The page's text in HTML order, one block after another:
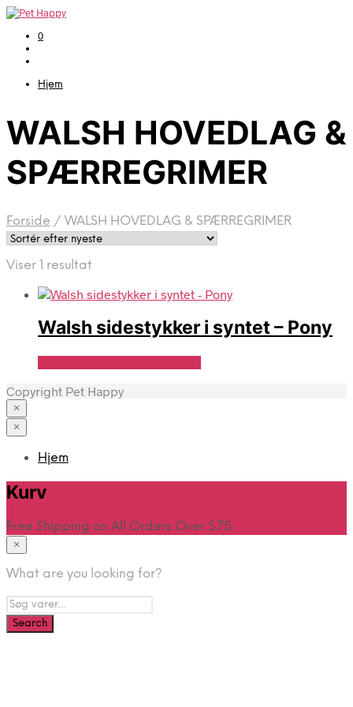
0
Hjem
WALSH HOVEDLAG &
SPÆRREGRIMER
Forside / WALSH HOVEDLAG & SPÆRREGRIMER
Viser 1 resultat
Walsh sidestykker i syntet – Pony
Copyright Pet Happy
×
×
Hjem
Kurv
Free Shipping on All Orders Over $75
×
What are you looking for?